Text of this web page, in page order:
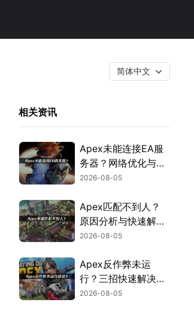
简体中文
相关资讯
Apex未能连接EA服
务器？网络优化与故
障排查指南！
2026-08-05
Apex匹配不到人？
原因分析与快速解决
方案！
2026-08-05
Apex反作弊未运
行？三招快速解决方
案！
2026-08-05